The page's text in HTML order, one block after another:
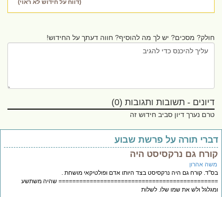
(דווח על חידוש לא ראוי)
חולק? מסכים? יש לך מה להוסיף? חווה דעתך על החידוש!
דיונים - תשובות ותגובות (0)
טרם נערך דיון סביב חידוש זה
תורה על פרשת שבוע
גם נרקסיסט היה
אהרון
קורח גם היה נרקסיסט בצד היותו אדם ופולטיקאי מושחת .
שהיה משתשע
ולש את שמו שלו. לשלות